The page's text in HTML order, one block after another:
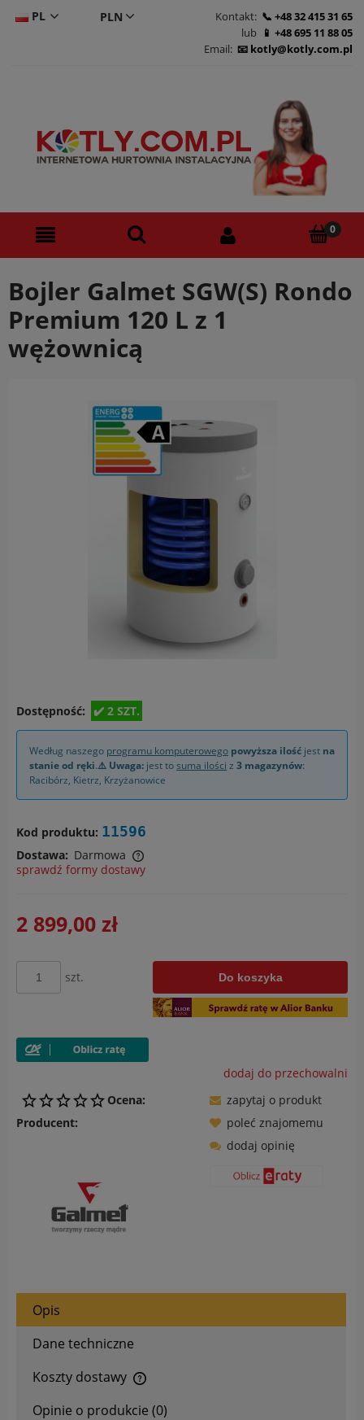
PL Kontakt:
+48 32 415 31 65
lub
+48 695 11 88 05
Email:
kotly@kotly.com.pl
Bojler Galmet SGW(S) Rondo
Premium 120 L z 1
wężownicą
Dostępność: 2 SZT.
Według naszego programu komputerowego powyższa ilość jest na
stanie od ręki.⚠️ Uwaga: jest tosuma ilości z 3 magazynów:
Racibórz Kietrz Krzyżanowice
Kod produktu: 11596
Dostawa: Darmowa
Cena nie zawiera ewentualnych kosztów płatności
sprawdź formy dostawy
2 899,00 zł
szt. Do koszyka
dodaj do przechowalni
Ocena:
Producent:
zapytaj o produkt
poleć znajomemu
dodaj opinię
Opis
Dane techniczne
Koszty dostawy
Opinie o produkcie (0)